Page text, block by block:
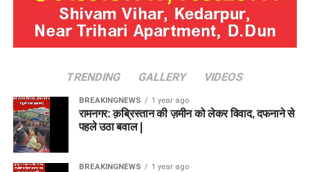
TRENDING GALLERY VIDEOS
BREAKINGNEWS 1 year ago
रामनगर: क़ब्रिस्तान की ज़मीन को लेकर विवाद, दफनाने से
पहले उठा बवाल |
BREAKINGNEWS 1 year ago